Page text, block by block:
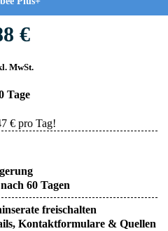
€
MwSt.
Tage
€ pro Tag!
60 Tagen
freischalten
Kontaktformulare & Quellen